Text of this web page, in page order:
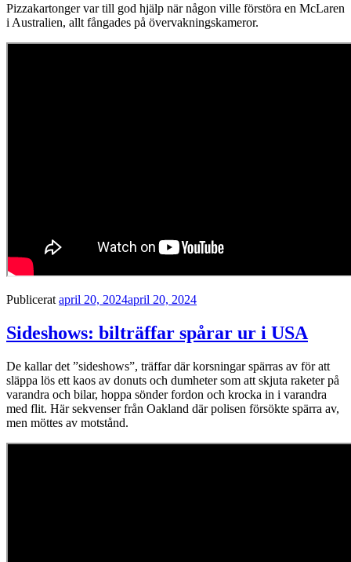
Pizzakartonger var till god hjälp när någon ville förstöra en McLaren
i Australien, allt fångades på övervakningskameror.
Publicerat april 20, 2024april 20, 2024
Sideshows: bilträffar spårar ur i USA
De kallar det ”sideshows”, träffar där korsningar spärras av för att
släppa lös ett kaos av donuts och dumheter som att skjuta raketer på
varandra och bilar, hoppa sönder fordon och krocka in i varandra
med flit. Här sekvenser från Oakland där polisen försökte spärra av,
men möttes av motstånd.